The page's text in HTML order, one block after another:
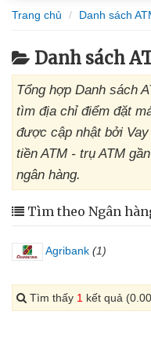
Trang chủ Danh sách
Danh sách
Tổng hợp Danh sách
tìm địa chỉ điểm đặt
được cập nhật bởi
tiền ATM - trụ ATM
ngân hàng.
Tìm theo Ngân
Agribank (1)
Tìm thấy 1 kết quả